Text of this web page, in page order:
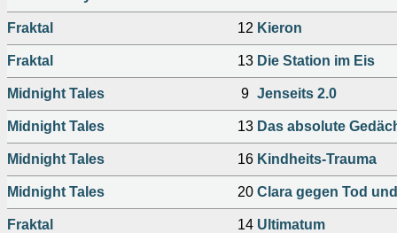
Fraktal 12 Kieron
Fraktal 13 Die Station im Eis
Midnight Tales 9 Jenseits 2.0
Midnight Tales 13 Das absolute
Midnight Tales 16 Kindheits-Trauma
Midnight Tales 20 Clara gegen Tod
Fraktal 14 Ultimatum